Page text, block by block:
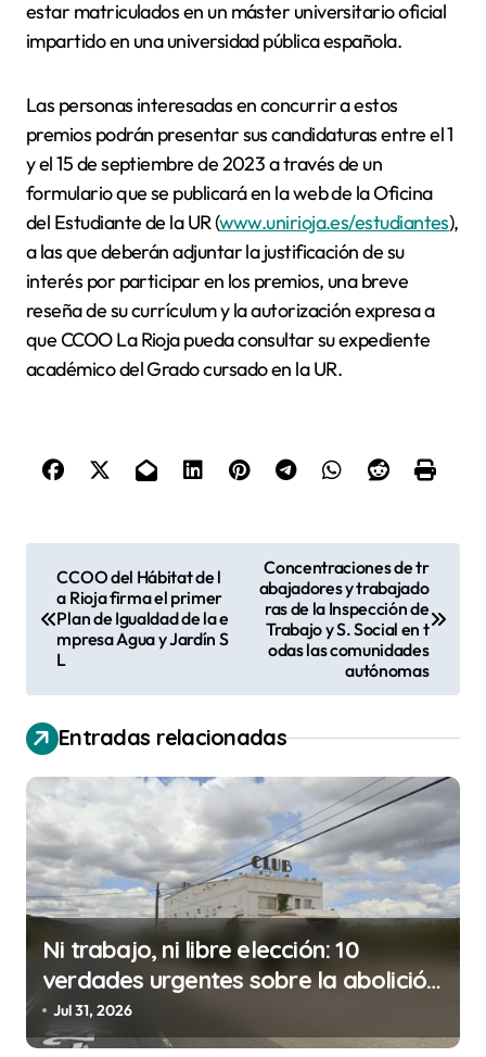
estar matriculados en un máster universitario oficial
impartido en una universidad pública española.
Las personas interesadas en concurrir a estos
premios podrán presentar sus candidaturas entre el 1
y el 15 de septiembre de 2023 a través de un
formulario que se publicará en la web de la Oficina
del Estudiante de la UR (www.unirioja.es/estudiantes),
a las que deberán adjuntar la justificación de su
interés por participar en los premios, una breve
reseña de su currículum y la autorización expresa a
que CCOO La Rioja pueda consultar su expediente
académico del Grado cursado en la UR.
g
a
c
i
ó
n
d
e
n
CCOO del Hábitat de l
a Rioja firma el primer
Plan de Igualdad de la e
mpresa Agua y Jardín S
L
Concentraciones de tr
abajadores y trabajado
ras de la Inspección de
Trabajo y S. Social en t
odas las comunidades
autónomas
Entradas relacionadas
Ni trabajo, ni libre elección: 10
verdades urgentes sobre la abolición
de la prostitución
Jul 31, 2026